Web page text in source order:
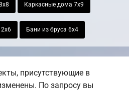
Каркасные дома 7х9
Бани из бруса 6х4
присутствующие в
По запросу вы